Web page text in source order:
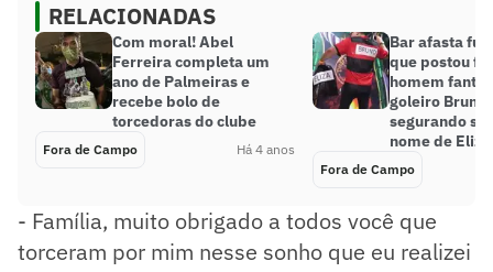
RELACIONADAS
Com moral! Abel
Ferreira completa um
ano de Palmeiras e
recebe bolo de
torcedoras do clube
Fora de Campo Há 4 anos
Bar afasta
que postou
homem
goleiro Bruno
segurando
nome de
Fora de Campo
- Família, muito obrigado a todos você que
torceram por mim nesse sonho que eu realizei